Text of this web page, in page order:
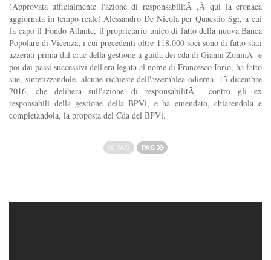
(Approvata ufficialmente l'azione di responsabilitÃ ,Â qui la cronaca
aggiornata in tempo reale).Alessandro De Nicola per Quaestio Sgr, a cui
fa capo il Fondo Atlante, il proprietario unico di fatto della nuova Banca
Popolare di Vicenza, i cui precedenti oltre 118.000 soci sono di fatto stati
azzerati prima dal crac della gestione a guida dei cda di Gianni ZoninÂ e
poi dai passi successivi dell'era legata al nome di Francesco Iorio, ha fatto
sue, sintetizzandole, alcune richieste dell'assemblea odierna, 13 dicembre
2016, che delibera sull'azione di responsabilitÃ contro gli ex
responsabili della gestione della BPVi, e ha emendato, chiarendola e
completandola, la proposta del Cda del BPVi.